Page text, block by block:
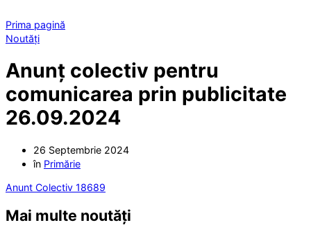
Prima pagină
Noutăți
Anunț colectiv pentru
comunicarea prin publicitate
26.09.2024
26 Septembrie 2024
în Primărie
Anunt Colectiv 18689
Mai multe noutăți